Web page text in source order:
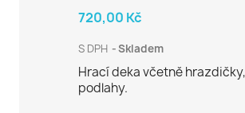
720,00 Kč
S DPH Skladem
Hrací deka včetně
podlahy.